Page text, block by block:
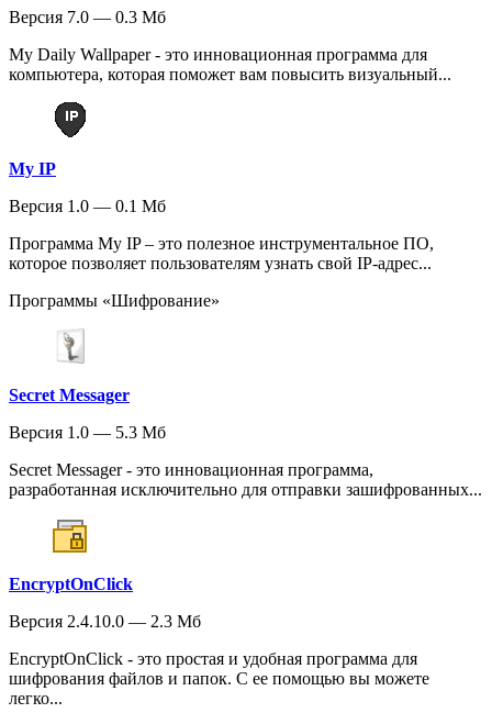
Версия 7.0 — 0.3 Мб
My Daily Wallpaper - это инновационная программа для
компьютера, которая поможет вам повысить визуальный...
My IP
Версия 1.0 — 0.1 Мб
Программа My IP – это полезное инструментальное ПО,
которое позволяет пользователям узнать свой IP-адрес...
Программы «Шифрование»
Secret Messager
Версия 1.0 — 5.3 Мб
Secret Messager - это инновационная программа,
разработанная исключительно для отправки зашифрованных...
EncryptOnClick
Версия 2.4.10.0 — 2.3 Мб
EncryptOnClick - это простая и удобная программа для
шифрования файлов и папок. С ее помощью вы можете
легко...